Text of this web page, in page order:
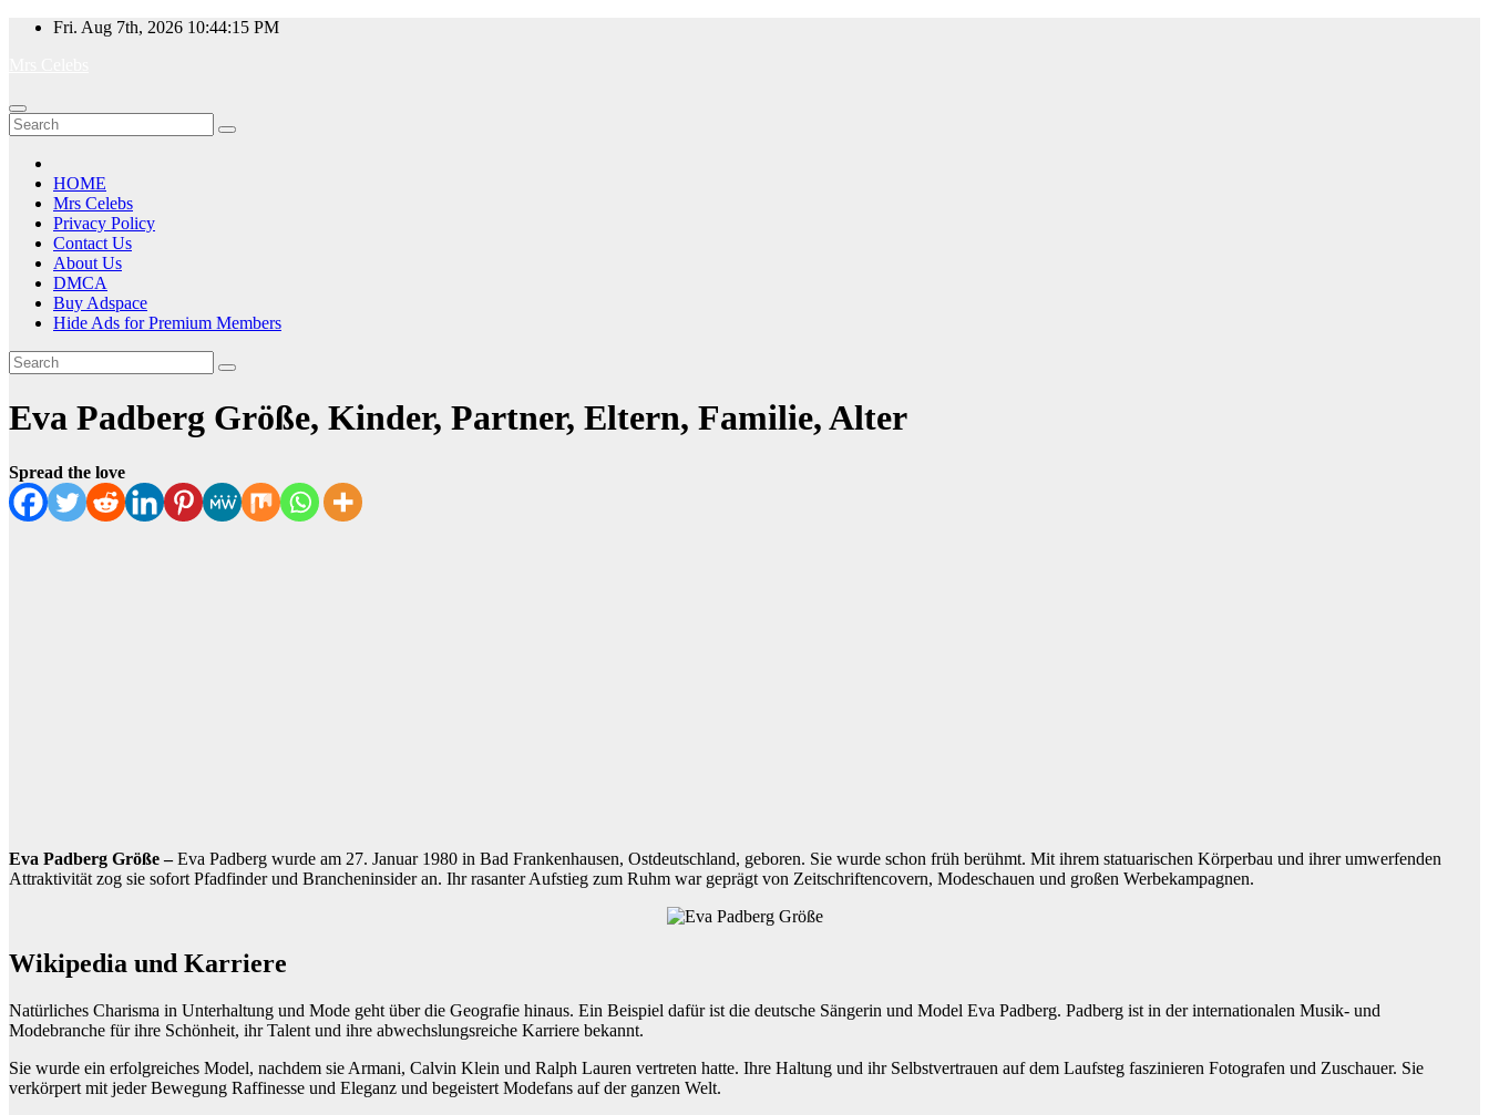
Skip
Fri. Aug 7th, 2026 10:44:15 PM
HOME
Mrs Celebs
Privacy Policy
Contact Us
About Us
DMCA
Buy Adspace
Hide Ads for Premium Members
Eva Padberg Größe, Kinder, Partner, Eltern, Familie, Alter
Spread the love
Eva Padberg Größe –Eva Padberg wurde am 27. Januar 1980 in Bad Frankenhausen, Ostdeutschland, geboren. Sie wurde schon früh berühmt. Mit ihrem statuarischen Körperbau und ihrer umwerfenden
Attraktivität zog sie sofort Pfadfinder und Brancheninsider an. Ihr rasanter Aufstieg zum Ruhm war geprägt von Zeitschriftencovern, Modeschauen und großen Werbekampagnen.
Wikipedia und Karriere
Natürliches Charisma in Unterhaltung und Mode geht über die Geografie hinaus. Ein Beispiel dafür ist die deutsche Sängerin und Model Eva Padberg. Padberg ist in der internationalen Musik- und
Modebranche für ihre Schönheit, ihr Talent und ihre abwechslungsreiche Karriere bekannt.
Sie wurde ein erfolgreiches Model, nachdem sie Armani, Calvin Klein und Ralph Lauren vertreten hatte. Ihre Haltung und ihr Selbstvertrauen auf dem Laufsteg faszinieren Fotografen und Zuschauer. Sie
verkörpert mit jeder Bewegung Raffinesse und Eleganz und begeistert Modefans auf der ganzen Welt.